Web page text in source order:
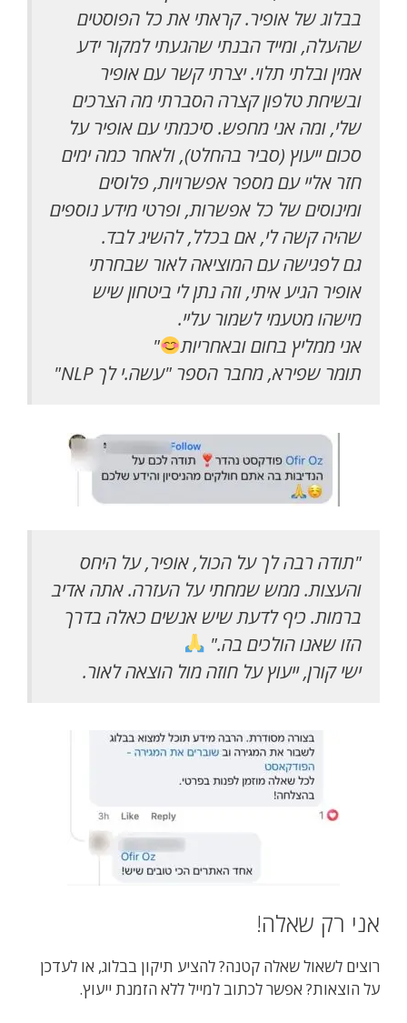
בבלוג של אופיר. קראתי את כל הפוסטים
שהעלה, ומייד הבנתי שהגעתי למקור ידע
אמין ובלתי תלוי. יצרתי קשר עם אופיר
ובשיחת טלפון קצרה הסברתי מה הצרכים
שלי, ומה אני מחפש. סיכמתי עם אופיר על
סכום ייעוץ (סביר בהחלט), ולאחר כמה ימים
חזר אליי עם מספר אפשרויות, פלוסים
ומינוסים של כל אפשרות, ופרטי מידע נוספים
שהיה קשה לי, אם בכלל, להשיג לבד.
גם לפגישה עם המוציאה לאור שבחרתי
אופיר הגיע איתי, וזה נתן לי ביטחון שיש
מישהו מטעמי לשמור עליי.
אני ממליץ בחום ובאחריות
"
תומר שפירא, מחבר הספר "עשה.י לך NLP"
"תודה רבה לך על הכול, אופיר, על היחס
והעצות. ממש שמחתי על העזרה. אתה אדיב
ברמות. כיף לדעת שיש אנשים כאלה בדרך
הזו שאנו הולכים בה."
ישי קורן, ייעוץ על חוזה מול הוצאה לאור.
אני רק שאלה!
רוצים לשאול שאלה קטנה? להציע תיקון בבלוג, או לעדכן
על הוצאות? אפשר לכתוב למייל ללא הזמנת ייעוץ.